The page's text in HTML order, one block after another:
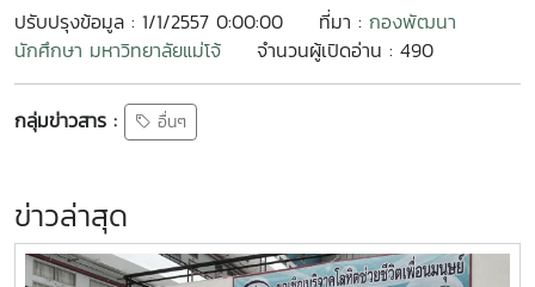
ปรับปรุงข้อมูล : 1/1/2557 0:00:00 ที่มา : กองพัฒนา
นักศึกษา มหาวิทยาลัยแม่โจ้
จำนวนผู้เปิดอ่าน : 490
กลุ่มข่าวสาร : อื่นๆ
ข่าวล่าสุด